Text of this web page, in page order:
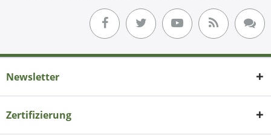
Newsletter
Zertifizierung